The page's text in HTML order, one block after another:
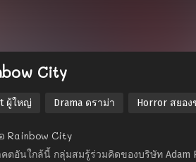
City
ผู้ใหญ่ Drama ดราม่า Horror สยอ
Rainbow City
ตอันใกล้นี้ กลุ่มสมรู้ร่วมคิดของบริษัท Adam